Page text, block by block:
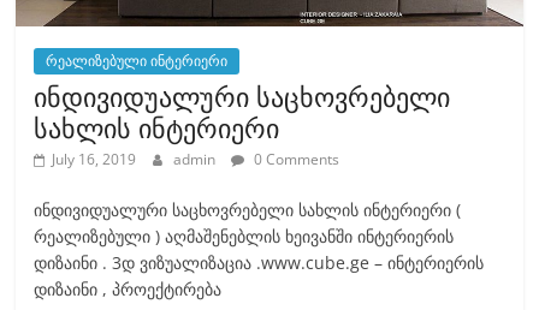
რეალიზებული ინტერიერი
ინდივიდუალური საცხოვრებელი
სახლის ინტერიერი
July 16, 2019 admin 0 Comments
ინდივიდუალური საცხოვრებელი სახლის ინტერიერი (
რეალიზებული ) აღმაშენებლის ხეივანში ინტერიერის
დიზაინი . 3დ ვიზუალიზაცია .www.cube.ge – ინტერიერის
დიზაინი , პროექტირება